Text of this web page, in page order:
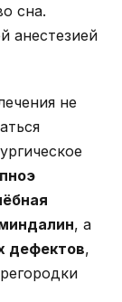
сна.
анестезией
не
, а
дефектов,